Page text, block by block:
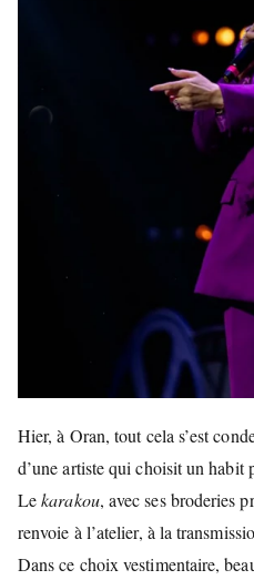
Hier, à Oran, tout cela s’est
d’une artiste qui choisit un habit
Lekarakou, avec ses broderies
renvoie à l’atelier, à la
Dans ce choix vestimentaire,